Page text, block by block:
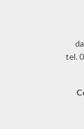
tel.